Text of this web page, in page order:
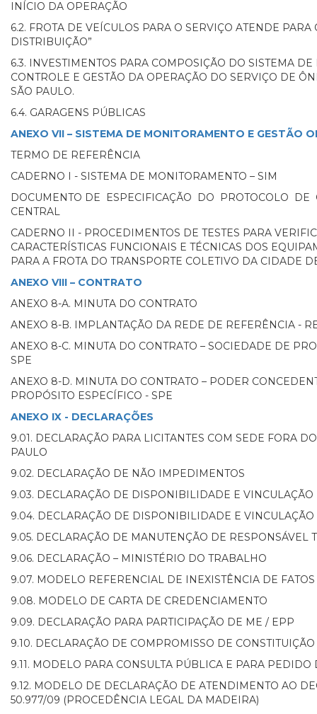
INÍCIO DA OPERAÇÃO
6.2. FROTA DE VEÍCULOS PARA O SERVIÇO ATENDE PARA
DISTRIBUIÇÃO”
6.3. INVESTIMENTOS PARA COMPOSIÇÃO DO SISTEMA
CONTROLE E GESTÃO DA OPERAÇÃO DO SERVIÇO DE
SÃO PAULO.
6.4. GARAGENS PÚBLICAS
ANEXO VII – SISTEMA DE MONITORAMENTO E GESTÃO
TERMO DE REFERÊNCIA
CADERNO I - SISTEMA DE MONITORAMENTO – SIM
DOCUMENTO DE ESPECIFICAÇÃO DO PROTOCOLO DE
CENTRAL
CADERNO II - PROCEDIMENTOS DE TESTES PARA
CARACTERÍSTICAS FUNCIONAIS E TÉCNICAS DOS
PARA A FROTA DO TRANSPORTE COLETIVO DA CIDADE
ANEXO VIII – CONTRATO
ANEXO 8-A. MINUTA DO CONTRATO
ANEXO 8-B. IMPLANTAÇÃO DA REDE DE REFERÊNCIA -
ANEXO 8-C. MINUTA DO CONTRATO – SOCIEDADE DE
SPE
ANEXO 8-D. MINUTA DO CONTRATO – PODER
PROPÓSITO ESPECÍFICO - SPE
ANEXO IX - DECLARAÇÕES
9.01. DECLARAÇÃO PARA LICITANTES COM SEDE FORA
PAULO
9.02. DECLARAÇÃO DE NÃO IMPEDIMENTOS
9.03. DECLARAÇÃO DE DISPONIBILIDADE E
9.04. DECLARAÇÃO DE DISPONIBILIDADE E
9.05. DECLARAÇÃO DE MANUTENÇÃO DE RESPONSÁVEL
9.06. DECLARAÇÃO – MINISTÉRIO DO TRABALHO
9.07. MODELO REFERENCIAL DE INEXISTÊNCIA DE
9.08. MODELO DE CARTA DE CREDENCIAMENTO
9.09. DECLARAÇÃO PARA PARTICIPAÇÃO DE ME / EPP
9.10. DECLARAÇÃO DE COMPROMISSO DE
9.11. MODELO PARA CONSULTA PÚBLICA E PARA
9.12. MODELO DE DECLARAÇÃO DE ATENDIMENTO AO
50.977/09 (PROCEDÊNCIA LEGAL DA MADEIRA)